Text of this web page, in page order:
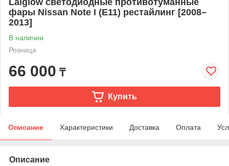
Laiglow светодиодные противотуманные
фары Nissan Note I (E11) рестайлинг [2008–
2013]
В наличии
Розница
66 000 ₸
Купить
Описание Характеристики Доставка Оплата
Описание